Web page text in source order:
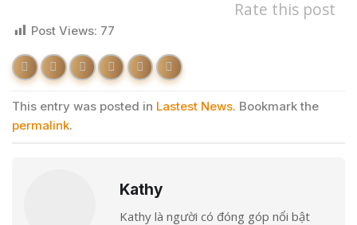
Rate this post
Post Views: 77
This entry was posted in Lastest News. Bookmark the
permalink.
Kathy
Kathy là người có đóng góp nổi bật